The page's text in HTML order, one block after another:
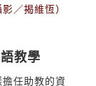
／揭維恆）
教學
任助教的資